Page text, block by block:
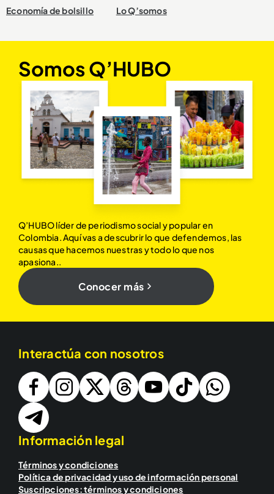
Economía de bolsillo Lo Q’somos
Somos Q’HUBO
Q’HUBO líder de periodismo social y popular en
Colombia. Aquí vas a descubrir lo que defendemos, las
causas que hacemos nuestras y todo lo que nos
apasiona..
Conocer más
Interactúa con nosotros
Información legal
Términos y condiciones
Política de privacidad y uso de información personal
Suscripciones: términos y condiciones